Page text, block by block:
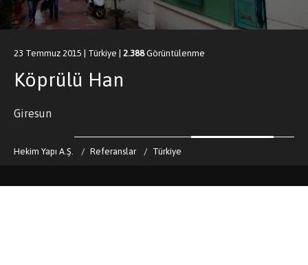
23 Temmuz 2015 | Türkiye | 2.388Görüntülenme
Köprülü Han
Giresun
Hekim Yapı A.Ş. Referanslar Türkiye